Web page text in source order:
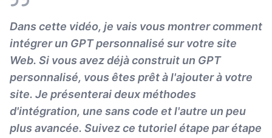
Dans cette vidéo, je vais vous montrer comment
intégrer un GPT personnalisé sur votre site
Web. Si vous avez déjà construit un GPT
personnalisé, vous êtes prêt à l'ajouter à votre
site. Je présenterai deux méthodes
d'intégration, une sans code et l'autre un peu
plus avancée. Suivez ce tutoriel étape par étape